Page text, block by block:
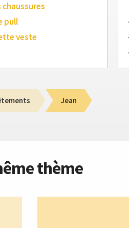
chaussures
pull
veste
Jean
thème